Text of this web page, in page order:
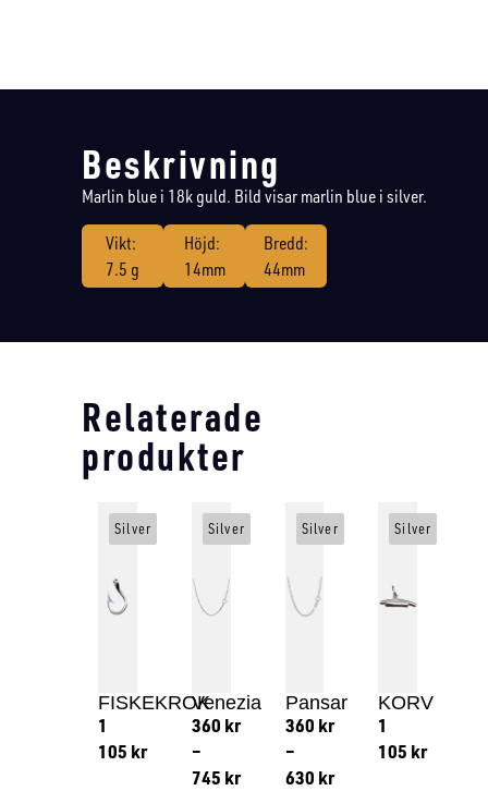
Beskrivning
Marlin blue i 18k guld. Bild visar marlin blue i silver.
Vikt:
7.5 g
Höjd:
14mm
Bredd:
44mm
Relaterade
produkter
FISKEKROK
1
105 kr
Silver
Venezia
360 kr
–
745 kr
Silver
Pansar
360 kr
–
630 kr
Silver
KORV
1
105 kr
Silver